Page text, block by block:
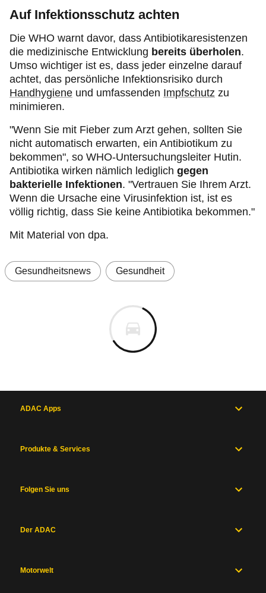
Auf Infektionsschutz achten
Die WHO warnt davor, dass Antibiotikaresistenzen
die medizinische Entwicklung bereits überholen.
Umso wichtiger ist es, dass jeder einzelne darauf
achtet, das persönliche Infektionsrisiko durch
Handhygiene und umfassenden Impfschutz zu
minimieren.
"Wenn Sie mit Fieber zum Arzt gehen, sollten Sie
nicht automatisch erwarten, ein Antibiotikum zu
bekommen", so WHO-Untersuchungsleiter Hutin.
Antibiotika wirken nämlich lediglich gegen
bakterielle Infektionen. "Vertrauen Sie Ihrem Arzt.
Wenn die Ursache eine Virusinfektion ist, ist es
völlig richtig, dass Sie keine Antibiotika bekommen."
Mit Material von dpa.
Gesundheitsnews Gesundheit
ADAC Apps
Produkte & Services
Folgen Sie uns
Der ADAC
Motorwelt